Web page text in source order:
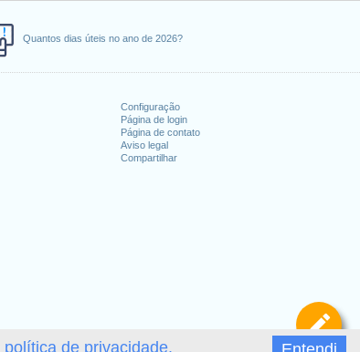
política de privacidade.
Quantos dias úteis no ano de 2026?
Configuração
Página de login
Página de contato
Aviso legal
Compartilhar